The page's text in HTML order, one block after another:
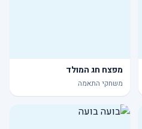
מפצח חג המולד
משחקי התאמה